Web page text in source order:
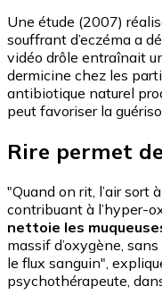
Une étude (2007)
souffrant d’eczéma a
vidéo drôle entraînait
dermicine chez les
antibiotique naturel
peut favoriser la
Rire permet
"Quand on rit, l’air sort
contribuant à l’hyper-
nettoie les
massif d’oxygène,
le flux sanguin",
psychothérapeute,